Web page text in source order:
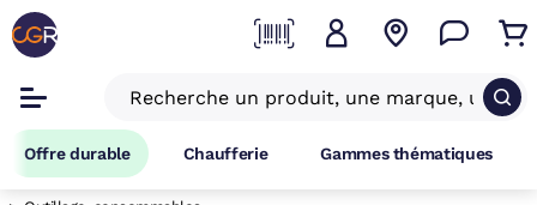
Offre durable Chaufferie Gammes thématiques